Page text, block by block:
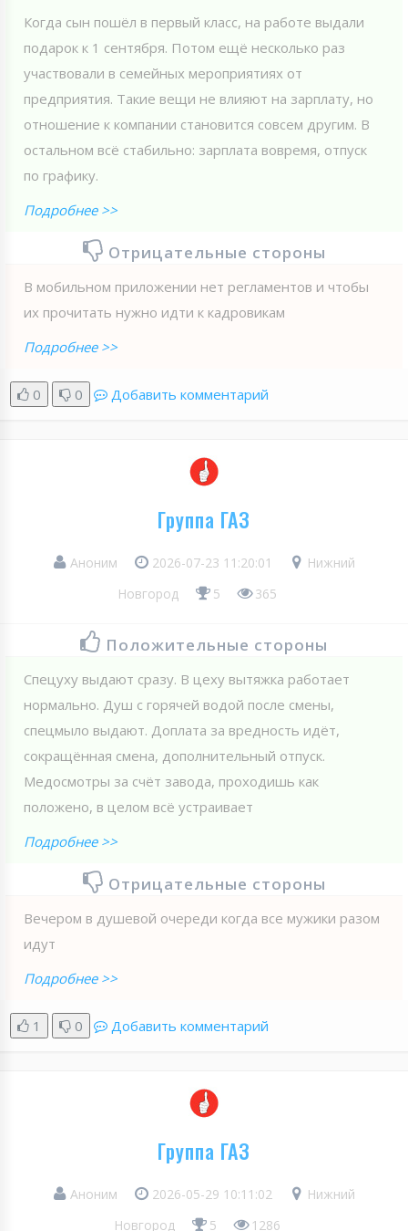
Когда сын пошёл в первый класс, на работе выдали
подарок к 1 сентября. Потом ещё несколько раз
участвовали в семейных мероприятиях от
предприятия. Такие вещи не влияют на зарплату, но
отношение к компании становится совсем другим. В
остальном всё стабильно: зарплата вовремя, отпуск
по графику.
Подробнее >>
Отрицательные стороны
В мобильном приложении нет регламентов и чтобы
их прочитать нужно идти к кадровикам
Подробнее >>
0 0 Добавить комментарий
Группа ГАЗ
Аноним 2026-07-23 11:20:01
Нижний
Новгород
5 365
Положительные стороны
Спецуху выдают сразу. В цеху вытяжка работает
нормально. Душ с горячей водой после смены,
спецмыло выдают. Доплата за вредность идёт,
сокращённая смена, дополнительный отпуск.
Медосмотры за счёт завода, проходишь как
положено, в целом всё устраивает
Подробнее >>
Отрицательные стороны
Вечером в душевой очереди когда все мужики разом
идут
Подробнее >>
1 0 Добавить комментарий
Группа ГАЗ
Аноним 2026-05-29 10:11:02
Нижний
Новгород
5 1286